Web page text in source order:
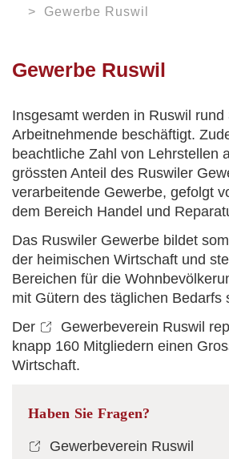
Gewerbe Ruswil
VERWALTUNG
Abteilungen /
Offene
ARBEITEN
Gewerbe
News
Gewerbe Ruswil
Insgesamt werden in Ruswil rund
Arbeitnehmende beschäftigt.
beachtliche Zahl von Lehrstellen
grössten Anteil des Ruswiler
verarbeitende Gewerbe, gefolgt
dem Bereich Handel und
Das Ruswiler Gewerbe bildet
der heimischen Wirtschaft und
Bereichen für die
mit Gütern des täglichen Bedarfs
Der
Gewerbeverein Ruswil
knapp 160 Mitgliedern einen
Wirtschaft.
Haben Sie Fragen?
Gewerbeverein Ruswil